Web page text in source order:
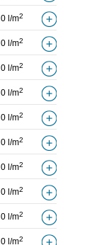
0 l/m2
0 l/m2
0 l/m2
0 l/m2
0 l/m2
0 l/m2
0 l/m2
0 l/m2
0 l/m2
0 l/m2